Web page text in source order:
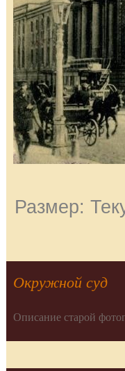
Размер:
Окружной суд
Описание старой